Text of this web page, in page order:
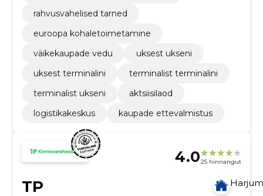
rahvusvahelised tarned
euroopa kohaletoimetamine
väikekaupade vedu
uksest ukseni
uksest terminalini
terminalist terminalini
terminalist ukseni
aktsiisilaod
logistikakeskus
kaupade ettevalmistus
4.025 hinnangut
TP